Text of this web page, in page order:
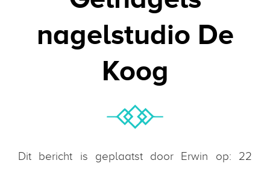
nagelstudio De
Koog
Dit bericht is geplaatst door Erwin op: 22